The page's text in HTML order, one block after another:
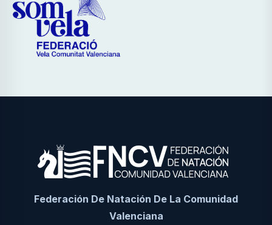
Federación De Natación De La Comunidad
Valenciana